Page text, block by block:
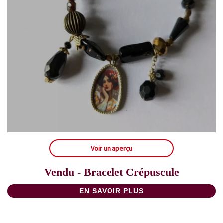
Voir un aperçu
Vendu - Bracelet Crépuscule
EN SAVOIR PLUS